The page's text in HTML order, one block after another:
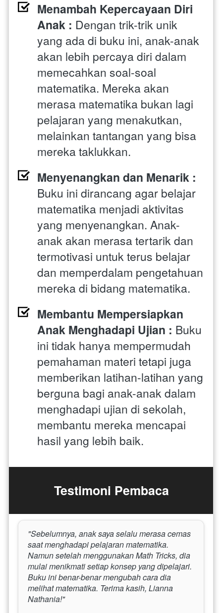
Menambah Kepercayaan Diri
Anak : Dengan trik-trik unik
yang ada di buku ini, anak-anak
akan lebih percaya diri dalam
memecahkan soal-soal
matematika. Mereka akan
merasa matematika bukan lagi
pelajaran yang menakutkan,
melainkan tantangan yang bisa
mereka taklukkan.
Buku ini dirancang agar belajar
matematika menjadi aktivitas
yang menyenangkan. Anak-
anak akan merasa tertarik dan
termotivasi untuk terus belajar
dan memperdalam pengetahuan
mereka di bidang matematika.
Membantu Mempersiapkan
Anak Menghadapi Ujian : Buku
ini tidak hanya mempermudah
pemahaman materi tetapi juga
memberikan latihan-latihan yang
berguna bagi anak-anak dalam
menghadapi ujian di sekolah,
membantu mereka mencapai
hasil yang lebih baik.
Testimoni Pembaca
"Sebelumnya, anak saya selalu merasa cemas
saat menghadapi pelajaran matematika.
Namun setelah menggunakan Math Tricks, dia
mulai menikmati setiap konsep yang dipelajari.
Buku ini benar-benar mengubah cara dia
melihat matematika. Terima kasih, Lianna
Nathania!"